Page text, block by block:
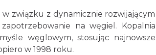
związku z dynamicznie rozwijającym
na węgiel. Kopalnia
węglowym, stosując najnowsze
w 1998 roku.